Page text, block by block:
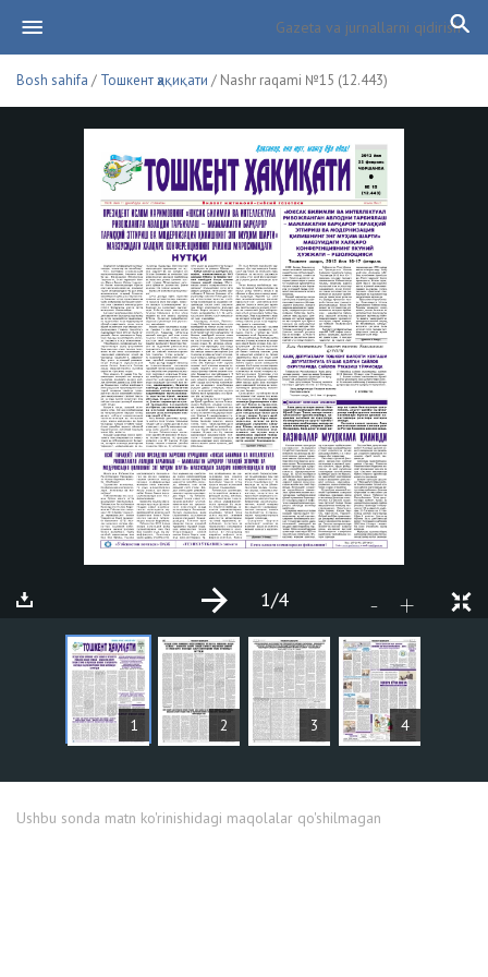
Bosh sahifa / Тошкент ҳақиқати / Nashr raqami №15 (12.443)
1 2 3 4
- +
1/4
MAQOLALAR
Ushbu sonda matn ko'rinishidagi maqolalar qo'shilmagan